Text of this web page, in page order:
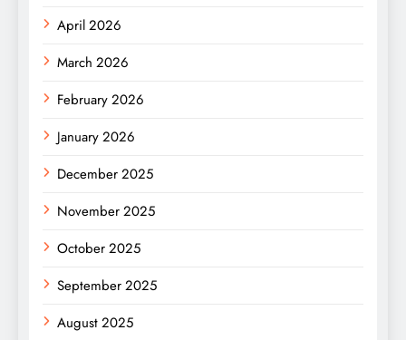
April 2026
March 2026
February 2026
January 2026
December 2025
November 2025
October 2025
September 2025
August 2025